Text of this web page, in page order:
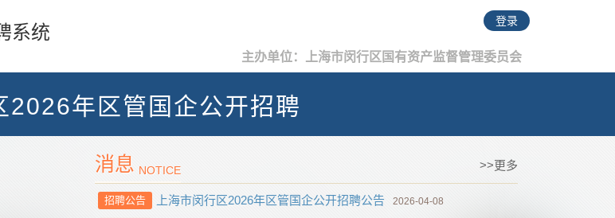
系统
登录
主办单位：上海市闵行区国有资产监督管理委员会
2026年区管国企公开招聘
消息 NOTICE >>更多
招聘公告 上海市闵行区2026年区管国企公开招聘公告 2026-04-08